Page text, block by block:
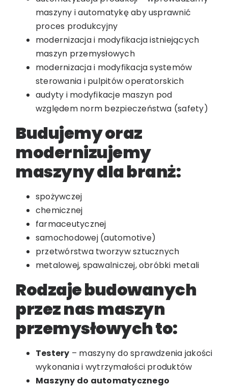
maszyny i automatykę aby usprawnić
proces produkcyjny
modernizacja i modyfikacja istniejących
maszyn przemysłowych
modernizacja i modyfikacja systemów
sterowania i pulpitów operatorskich
audyty i modyfikacje maszyn pod
względem norm bezpieczeństwa (safety)
Budujemy oraz
modernizujemy
maszyny dla branż:
spożywczej
chemicznej
farmaceutycznej
samochodowej (automotive)
przetwórstwa tworzyw sztucznych
metalowej, spawalniczej, obróbki metali
Rodzaje budowanych
przez nas maszyn
przemysłowych to:
Testery – maszyny do sprawdzenia jakości
wykonania i wytrzymałości produktów
Maszyny do automatycznego